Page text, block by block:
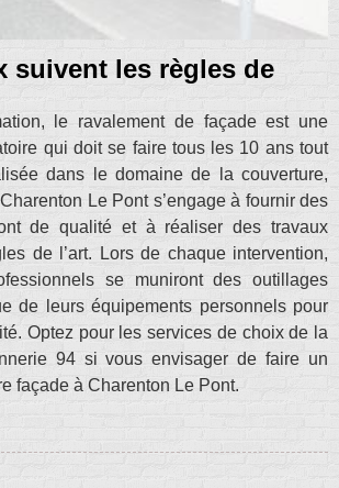
suivent les règles de
le ravalement de façade est une
qui doit se faire tous les 10 ans tout
dans le domaine de la couverture,
Le Pont s’engage à fournir des
de qualité et à réaliser des travaux
de l’art. Lors de chaque intervention,
se muniront des outillages
de leurs équipements personnels pour
Optez pour les services de choix de la
94 si vous envisager de faire un
façade à Charenton Le Pont.